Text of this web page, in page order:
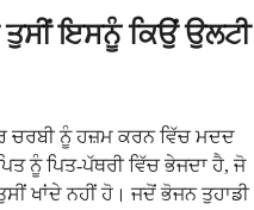
ਇਸਨੂੰ ਕਿਉਂ ਉਲਟੀ
ਚਰਬੀ ਨੂੰ ਹਜ਼ਮ ਕਰਨ ਵਿੱਚ ਮਦਦ
ਨੂੰ ਪਿਤ-ਪੱਥਰੀ ਵਿੱਚ ਭੇਜਦਾ ਹੈ, ਜੋ
ਖਾਂਦੇ ਨਹੀਂ ਹੋ। ਜਦੋਂ ਭੋਜਨ ਤੁਹਾਡੀ